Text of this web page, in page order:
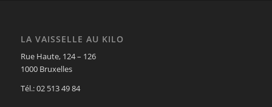
LA VAISSELLE AU KILO
Rue Haute, 124 – 126
1000 Bruxelles
Tél.: 02 513 49 84